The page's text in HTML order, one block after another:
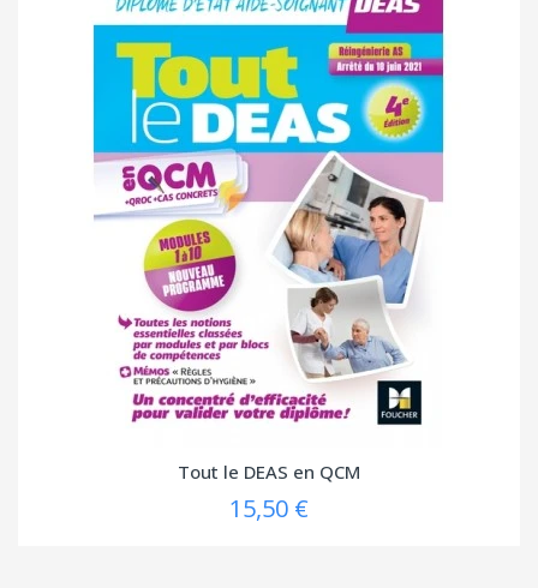
Tout le DEAS en QCM
15,50 €